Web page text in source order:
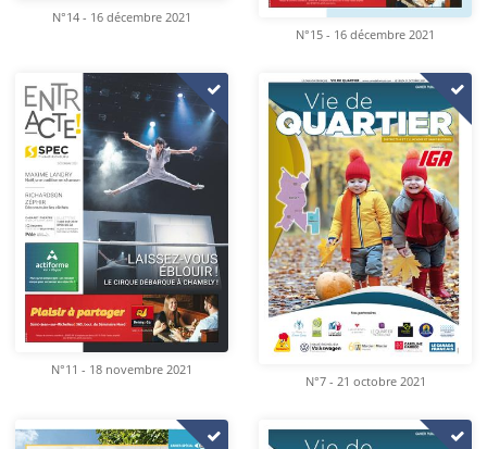
N°14 - 16 décembre 2021
N°15 - 16 décembre 2021
N°11 - 18 novembre 2021
N°7 - 21 octobre 2021